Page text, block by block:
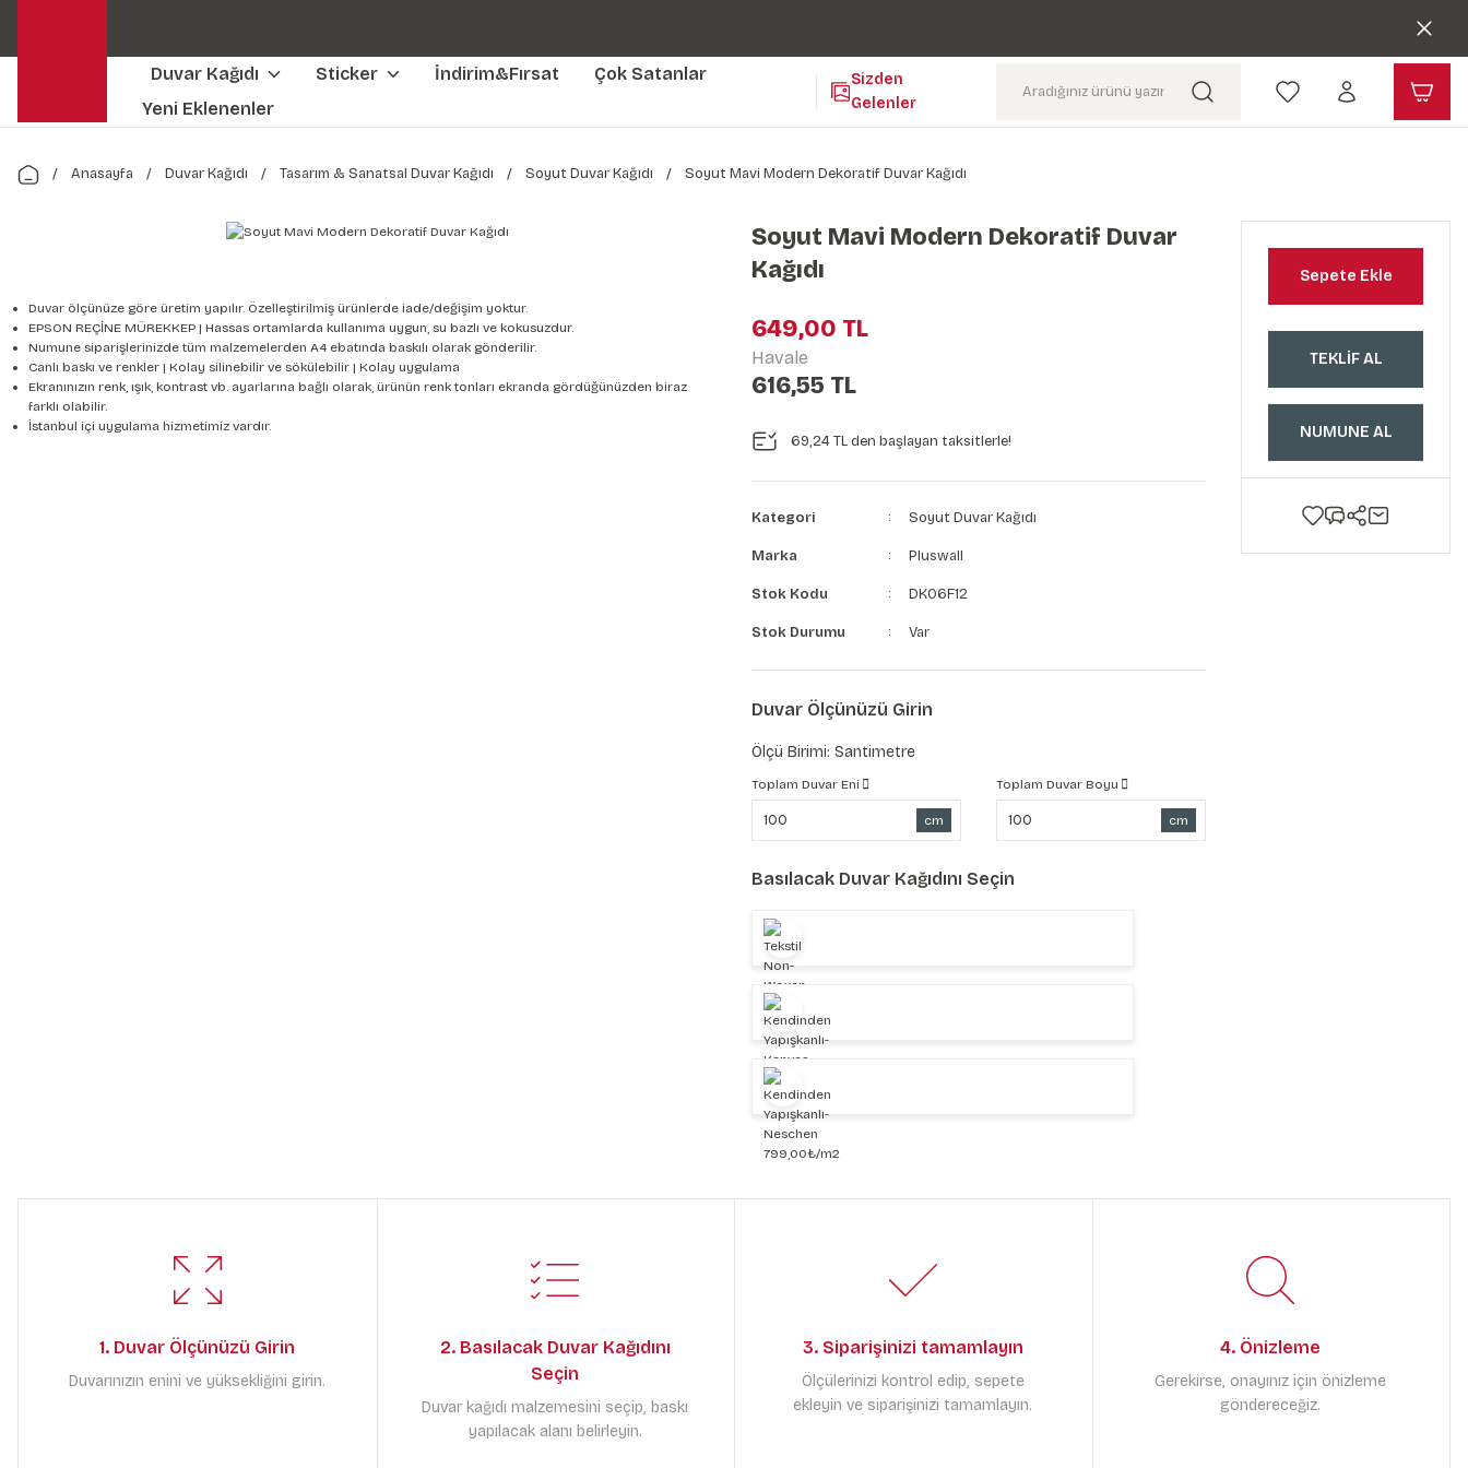
Kendinden Yapışkanlı Kolay Uygulanan Duvar Kağıtları😇
Duvar Kağıdı Sticker İndirim&Fırsat
Çok Satanlar
Yeni Eklenenler
Sizden
Gelenler
Anasayfa Duvar Kağıdı Tasarım & Sanatsal Duvar Kağıdı Soyut Duvar Kağıdı Soyut Mavi Modern Dekoratif Duvar Kağıdı
Duvar ölçünüze göre üretim yapılır. Özelleştirilmiş ürünlerde iade/değişim yoktur.
EPSON REÇİNE MÜREKKEP | Hassas ortamlarda kullanıma uygun, su bazlı ve kokusuzdur.
Numune siparişlerinizde tüm malzemelerden A4 ebatında baskılı olarak gönderilir.
Canlı baskı ve renkler | Kolay silinebilir ve sökülebilir | Kolay uygulama
Ekranınızın renk, ışık, kontrast vb. ayarlarına bağlı olarak, ürünün renk tonları ekranda gördüğünüzden biraz
farklı olabilir.
İstanbul içi uygulama hizmetimiz vardır.
Soyut Mavi Modern Dekoratif Duvar
Kağıdı
649,00 TL
Havale
616,55 TL
69,24 TL den başlayan taksitlerle!
Kategori Soyut Duvar Kağıdı
Marka Pluswall
Stok Kodu DK06F12
Stok Durumu Var
Duvar Ölçünüzü Girin
Ölçü Birimi: Santimetre
Toplam Duvar Eni
cm
Toplam Duvar Boyu
cm
Basılacak Duvar Kağıdını Seçin
Sepete Ekle
TEKLİF AL
NUMUNE AL
1. Duvar Ölçünüzü Girin
Duvarınızın enini ve yüksekliğini girin.
2. Basılacak Duvar Kağıdını
Seçin
Duvar kağıdı malzemesini seçip, baskı
yapılacak alanı belirleyin.
3. Siparişinizi tamamlayın
Ölçülerinizi kontrol edip, sepete
ekleyin ve siparişinizi tamamlayın.
4. Önizleme
Gerekirse, onayınız için önizleme
göndereceğiz.